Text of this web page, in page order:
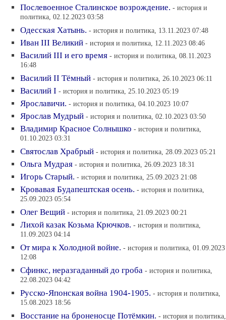
Послевоенное Сталинское возрождение. - история и
политика, 02.12.2023 03:58
Одесская Хатынь. - история и политика, 13.11.2023 07:48
Иван III Великий - история и политика, 12.11.2023 08:46
Василий III и его время - история и политика, 08.11.2023
16:48
Василий II Тёмный - история и политика, 26.10.2023 06:11
Василий I - история и политика, 25.10.2023 05:19
Ярославичи. - история и политика, 04.10.2023 10:07
Ярослав Мудрый - история и политика, 02.10.2023 03:50
Владимир Красное Солнышко - история и политика,
01.10.2023 03:31
Святослав Храбрый - история и политика, 28.09.2023 05:21
Ольга Мудрая - история и политика, 26.09.2023 18:31
Игорь Старый. - история и политика, 25.09.2023 21:08
Кровавая Будапештская осень. - история и политика,
25.09.2023 05:54
Олег Вещий - история и политика, 21.09.2023 00:21
Лихой казак Козьма Крючков. - история и политика,
11.09.2023 04:14
От мира к Холодной войне. - история и политика, 01.09.2023
12:08
Сфинкс, неразгаданный до гроба - история и политика,
22.08.2023 04:42
Русско-Японская война 1904-1905. - история и политика,
15.08.2023 18:56
Восстание на броненосце Потёмкин. - история и политика,